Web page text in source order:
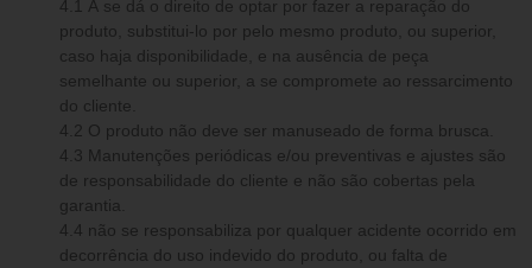
4.1 A se dá o direito de optar por fazer a reparação do
produto, substitui-lo por pelo mesmo produto, ou superior,
caso haja disponibilidade, e na ausência de peça
semelhante ou superior, a se compromete ao ressarcimento
do cliente.
4.2 O produto não deve ser manuseado de forma brusca.
4.3 Manutenções periódicas e/ou preventivas e ajustes são
de responsabilidade do cliente e não são cobertas pela
garantia.
4.4 não se responsabiliza por qualquer acidente ocorrido em
decorrência do uso indevido do produto, ou falta de